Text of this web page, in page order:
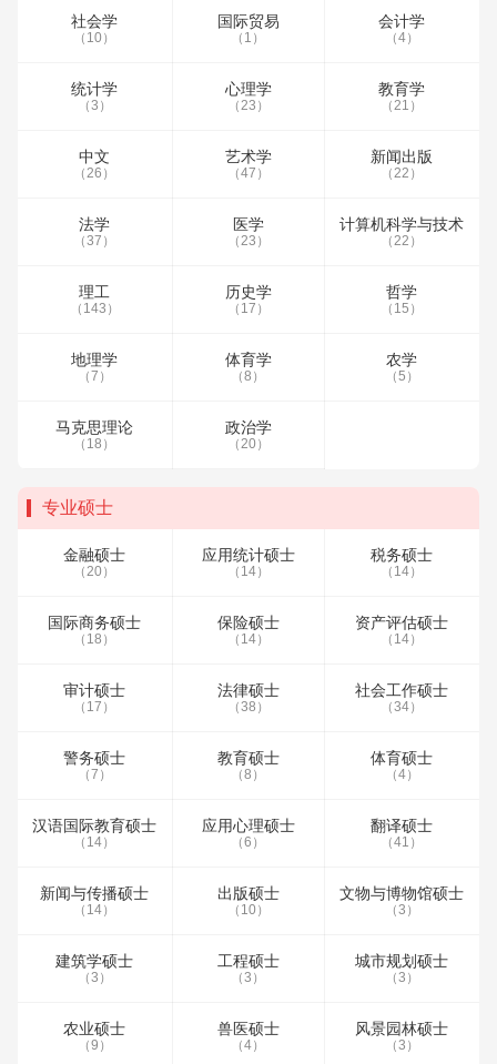
社会学
（10）
国际贸易
（1）
会计学
（4）
统计学
（3）
心理学
（23）
教育学
（21）
中文
（26）
艺术学
（47）
新闻出版
（22）
法学
（37）
医学
（23）
计算机科学与技术
（22）
理工
（143）
历史学
（17）
哲学
（15）
地理学
（7）
体育学
（8）
农学
（5）
马克思理论
（18）
政治学
（20）
专业硕士
金融硕士
（20）
应用统计硕士
（14）
税务硕士
（14）
国际商务硕士
（18）
保险硕士
（14）
资产评估硕士
（14）
审计硕士
（17）
法律硕士
（38）
社会工作硕士
（34）
警务硕士
（7）
教育硕士
（8）
体育硕士
（4）
汉语国际教育硕士
（14）
应用心理硕士
（6）
翻译硕士
（41）
新闻与传播硕士
（14）
出版硕士
（10）
文物与博物馆硕士
（3）
建筑学硕士
（3）
工程硕士
（3）
城市规划硕士
（3）
农业硕士
（9）
兽医硕士
（4）
风景园林硕士
（3）